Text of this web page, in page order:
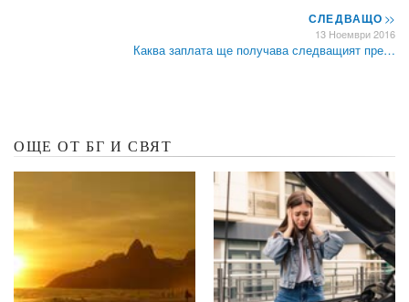
СЛЕДВАЩО>>
13 Ноември 2016
Каква заплата ще получава следващият пре…
ОЩЕ ОТ БГ И СВЯТ